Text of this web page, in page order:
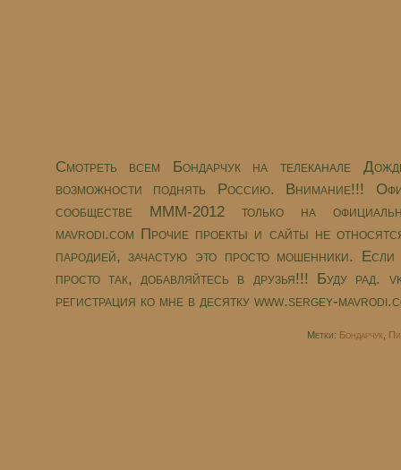
Смотреть всем Бондарчук на телеканале
возможности поднять Россию. Внимание!!!
сообществе МММ-2012 только на
mavrodi.com Прочие проекты и сайты не
пародией, зачастую это просто мошенники.
просто так, добавляйтесь в друзья!!! Буду рад.
регистрация ко мне в десятку www.sergey-
Метки: Бондарчук